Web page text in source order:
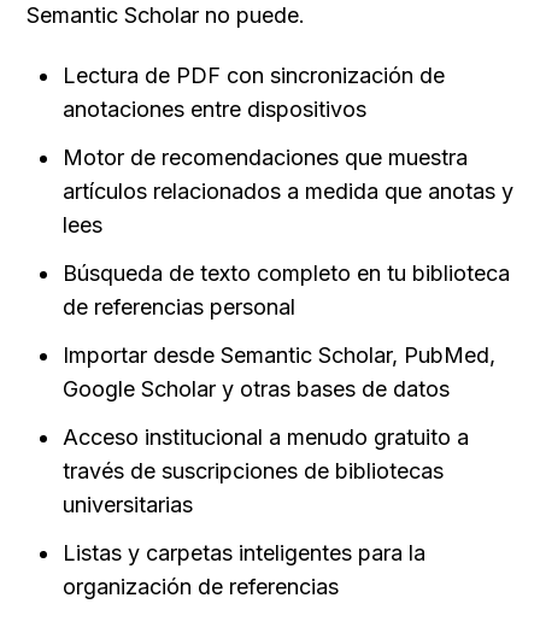
Semantic Scholar no puede.
Lectura de PDF con sincronización de
anotaciones entre dispositivos
Motor de recomendaciones que muestra
artículos relacionados a medida que anotas y
lees
Búsqueda de texto completo en tu biblioteca
de referencias personal
Importar desde Semantic Scholar, PubMed,
Google Scholar y otras bases de datos
Acceso institucional a menudo gratuito a
través de suscripciones de bibliotecas
universitarias
Listas y carpetas inteligentes para la
organización de referencias